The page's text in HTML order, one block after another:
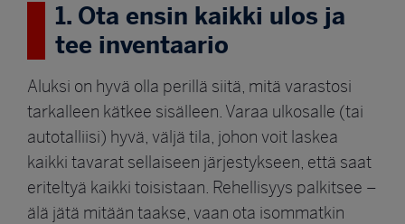
1. Ota ensin kaikki ulos ja
tee inventaario
Aluksi on hyvä olla perillä siitä, mitä varastosi
tarkalleen kätkee sisälleen. Varaa ulkosalle (tai
autotalliisi) hyvä, väljä tila, johon voit laskea
kaikki tavarat sellaiseen järjestykseen, että saat
eriteltyä kaikki toisistaan. Rehellisyys palkitsee –
älä jätä mitään taakse, vaan ota isommatkin